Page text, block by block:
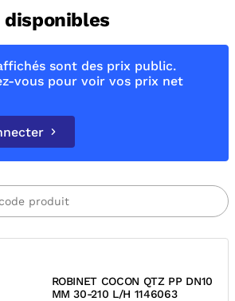
sont des prix public.
vous pour voir vos prix net
ROBINET COCON QTZ PP DN10
MM 30-210 L/H 1146063